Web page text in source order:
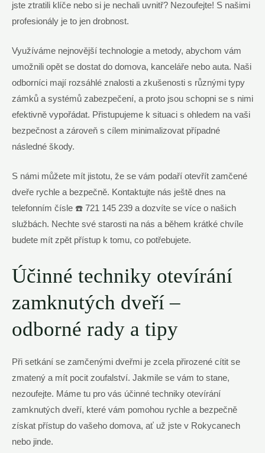
jste ztratili klíče nebo si je nechali uvnitř? Nezoufejte! S našimi
profesionály je to jen drobnost.
Využíváme nejnovější technologie a metody, abychom vám
umožnili opět se dostat do domova, kanceláře nebo auta. Naši
odborníci mají rozsáhlé znalosti a zkušenosti s různými typy
zámků a systémů zabezpečení, a proto jsou schopni se s nimi
efektivně vypořádat. Přistupujeme k situaci s ohledem na vaši
bezpečnost a zároveň s cílem minimalizovat případné
následné škody.
S námi můžete mít jistotu, že se vám podaří otevřít zamčené
dveře rychle a bezpečně. Kontaktujte nás ještě dnes na
telefonním čísle ☎️ 721 145 239 a dozvíte se více o našich
službách. Nechte své starosti na nás a během krátké chvíle
budete mít zpět přístup k tomu, co potřebujete.
Účinné techniky otevírání
zamknutých dveří –
odborné rady a tipy
Při setkání se zamčenými dveřmi je zcela přirozené cítit se
zmatený a mít pocit zoufalství. Jakmile se vám to stane,
nezoufejte. Máme tu pro vás účinné techniky otevírání
zamknutých dveří, které vám pomohou rychle a bezpečně
získat přístup do vašeho domova, ať už jste v Rokycanech
nebo jinde.